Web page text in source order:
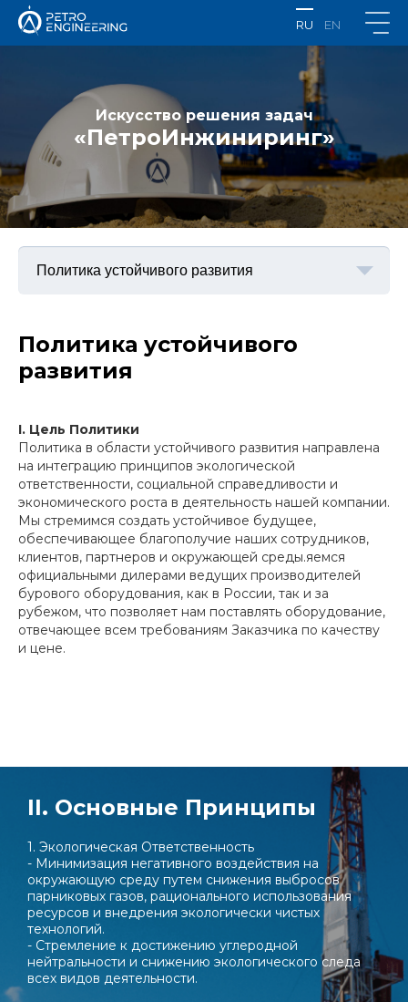
RU EN
Искусство решения задач
«ПетроИнжиниринг»
Политика устойчивого
развития
I. Цель Политики
Политика в области устойчивого развития направлена
на интеграцию принципов экологической
ответственности, социальной справедливости и
экономического роста в деятельность нашей компании.
Мы стремимся создать устойчивое будущее,
обеспечивающее благополучие наших сотрудников,
клиентов, партнеров и окружающей среды.яемся
официальными дилерами ведущих производителей
бурового оборудования, как в России, так и за
рубежом, что позволяет нам поставлять оборудование,
отвечающее всем требованиям Заказчика по качеству
и цене.
II. Основные Принципы
1. Экологическая Ответственность
- Минимизация негативного воздействия на
окружающую среду путем снижения выбросов
парниковых газов, рационального использования
ресурсов и внедрения экологически чистых
технологий.
- Стремление к достижению углеродной
нейтральности и снижению экологического следа
всех видов деятельности.